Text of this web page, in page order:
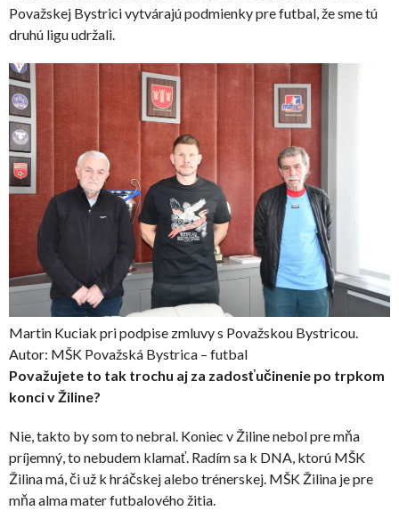
Považskej Bystrici vytvárajú podmienky pre futbal, že sme tú
druhú ligu udržali.
Martin Kuciak pri podpise zmluvy s Považskou Bystricou.
Autor: MŠK Považská Bystrica – futbal
Považujete to tak trochu aj za zadosťučinenie po trpkom
konci v Žiline?
Nie, takto by som to nebral. Koniec v Žiline nebol pre mňa
príjemný, to nebudem klamať. Radím sa k DNA, ktorú MŠK
Žilina má, či už k hráčskej alebo trénerskej. MŠK Žilina je pre
mňa alma mater futbalového žitia.